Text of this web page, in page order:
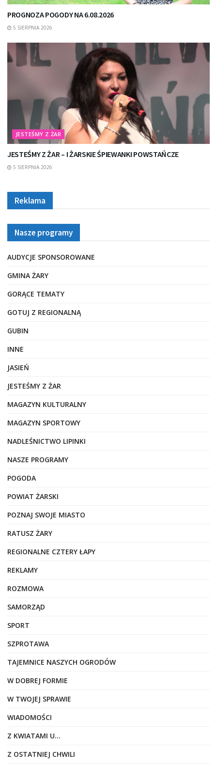
PROGNOZA POGODY NA 6.08.2026
5 SIERPNIA 2026
JESTEŚMY Z ŻAR
JESTEŚMY Z ŻAR – I ŻARSKIE ŚPIEWANKI POWSTAŃCZE
5 SIERPNIA 2026
Reklama
Nasze programy
AUDYCJE SPONSOROWANE
GMINA ŻARY
GORĄCE TEMATY
GOTUJ Z REGIONALNĄ
GUBIN
INNE
JASIEŃ
JESTEŚMY Z ŻAR
MAGAZYN KULTURALNY
MAGAZYN SPORTOWY
NADLEŚNICTWO LIPINKI
NASZE PROGRAMY
POGODA
POWIAT ŻARSKI
POZNAJ SWOJE MIASTO
RATUSZ ŻARY
REGIONALNE CZTERY ŁAPY
REKLAMY
ROZMOWA
SAMORZĄD
SPORT
SZPROTAWA
TAJEMNICE NASZYCH OGRODÓW
W DOBREJ FORMIE
W TWOJEJ SPRAWIE
WIADOMOŚCI
Z KWIATAMI U…
Z OSTATNIEJ CHWILI